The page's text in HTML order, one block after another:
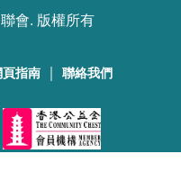
會. 版權所有
頁指南 聯絡我們